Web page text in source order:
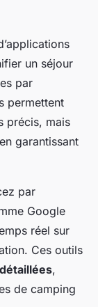
un séjour
par
permettent
précis, mais
garantissant
par
Google
réel sur
Ces outils
,
de camping